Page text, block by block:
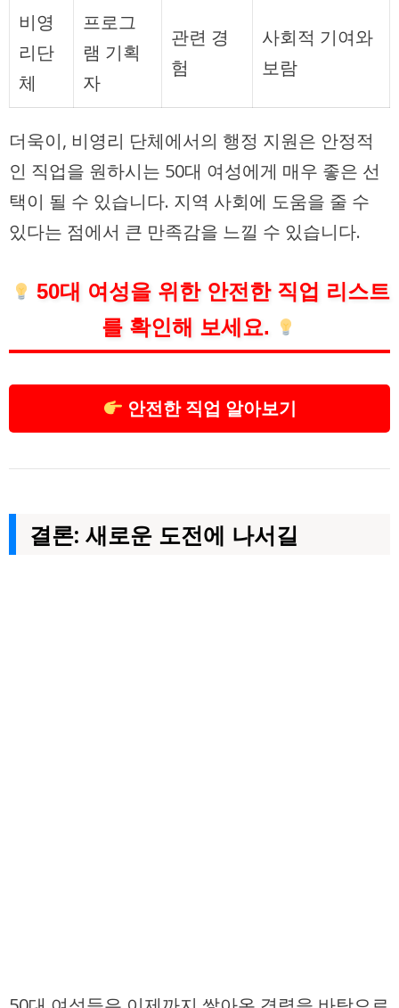
비영
리단
체
프로그
램 기획
자
관련 경
험
사회적 기여와
보람
더욱이, 비영리 단체에서의 행정 지원은 안정적
인 직업을 원하시는 50대 여성에게 매우 좋은 선
택이 될 수 있습니다. 지역 사회에 도움을 줄 수
있다는 점에서 큰 만족감을 느낄 수 있습니다.
50대 여성을 위한 안전한 직업 리스트
를 확인해 보세요.
안전한 직업 알아보기
결론: 새로운 도전에 나서길